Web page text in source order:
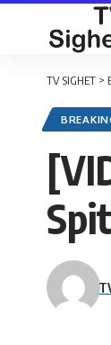
TV SIGHET >